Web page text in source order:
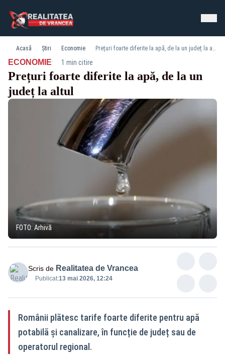
Acasă Știri Economie Prețuri foarte diferite la apă, de la un județ la altul
ECONOMIE· 1 min citire
Prețuri foarte diferite la apă, de la un
județ la altul
FOTO: Arhivă
Scris de Realitatea de Vrancea
Publicat:13 mai 2026, 12:24
Românii plătesc tarife foarte diferite pentru apă
potabilă și canalizare, în funcție de județ sau de
operatorul regional.